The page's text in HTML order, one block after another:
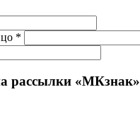
*
рассылки «МКзнак»